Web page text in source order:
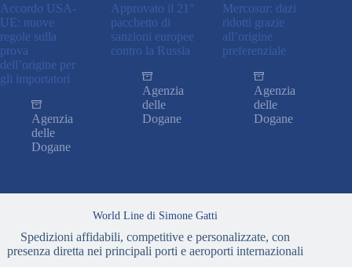
Accordo USA-
UE: nuove
regole sulla
prova
dell’origine per
gli importatori
Agenzia
delle
Dogane
Approvato il 21°
pacchetto di
sanzioni europee
contro la Russia
Agenzia
delle
Dogane
Mercosur: dazi
ridotti grazie
all’origine
preferenziale
Agenzia
delle
Dogane
World Line di Simone Gatti
Spedizioni affidabili, competitive e personalizzate, con
presenza diretta nei principali porti e aeroporti internazionali